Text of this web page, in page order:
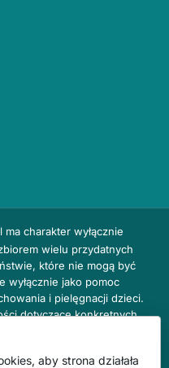
ma charakter wyłącznie
wielu przydatnych
które nie mogą być
wyłącznie jako pomoc
i pielęgnacji dzieci.
dotyczące konkretnych
z prowadzącym
specjalistą w danej
za treść reklam,
aby strona działała